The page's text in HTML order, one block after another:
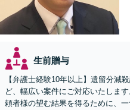
生前贈与
【弁護士経験10年以上】遺留分減
ど、幅広い案件にご対応いたしま
頼者様の望む結果を得るために、